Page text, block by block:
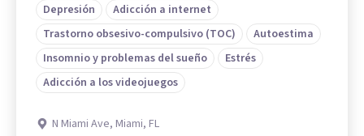
Depresión
Adicción a internet
Trastorno obsesivo-compulsivo (TOC)
Autoestima
Insomnio y problemas del sueño
Estrés
Adicción a los videojuegos
N Miami Ave, Miami, FL